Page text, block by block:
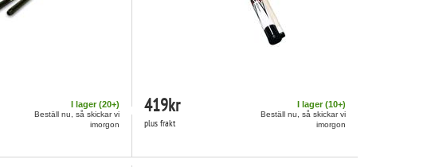
I lager (20+)
Beställ nu, så skickar vi
imorgon
419kr
plus frakt
I lager (10+)
Beställ nu, så skickar vi
imorgon